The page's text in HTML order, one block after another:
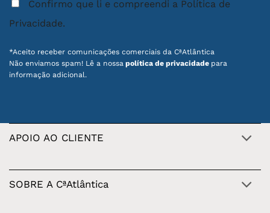
Privacidade.
*Aceito receber comunicações comerciais da CªAtlântica
Não enviamos spam! Lê a nossa política de privacidade para
informação adicional.
APOIO AO CLIENTE
SOBRE A CªAtlântica